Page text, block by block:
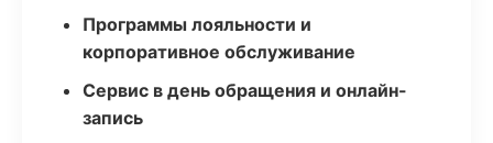
Программы лояльности и
корпоративное обслуживание
Сервис в день обращения и онлайн-
запись